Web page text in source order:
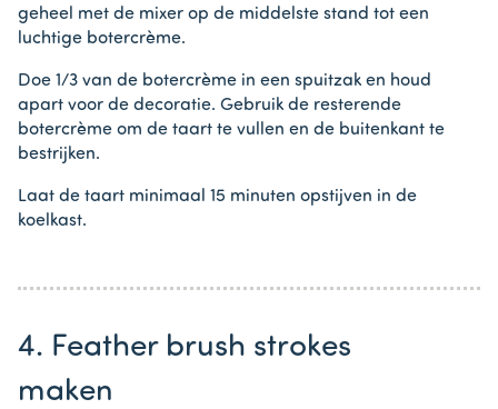
geheel met de mixer op de middelste stand tot een
luchtige botercrème.
Doe 1/3 van de botercrème in een spuitzak en houd
apart voor de decoratie. Gebruik de resterende
botercrème om de taart te vullen en de buitenkant te
bestrijken.
Laat de taart minimaal 15 minuten opstijven in de
koelkast.
4. Feather brush strokes
maken